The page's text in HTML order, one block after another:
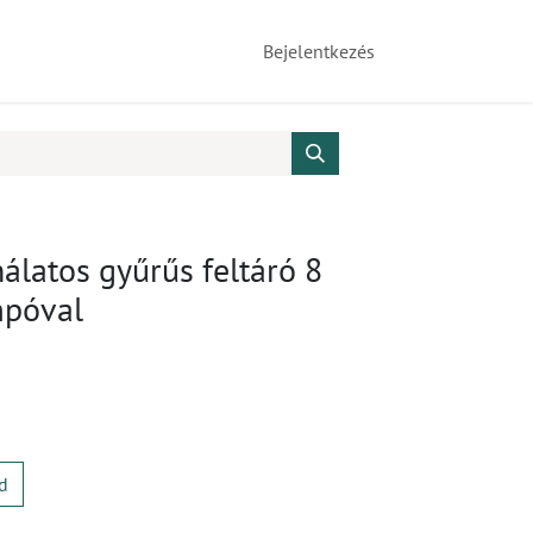
Bejelentkezés
gyűrűs feltáró 8